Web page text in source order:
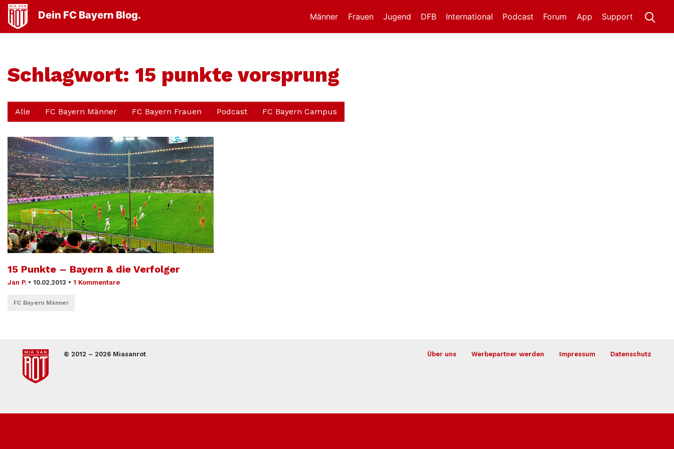
Dein FC Bayern Blog. Männer Frauen Jugend DFB International Support
App
Forum
Podcast
Schlagwort: 15 punkte vorsprung
Alle FC Bayern Männer FC Bayern Frauen Podcast FC Bayern Campus
15 Punkte – Bayern & die Verfolger
Jan P. • 10.02.2013 • 1 Kommentare
FC Bayern Männer
© 2012 – 2026 Miasanrot Über uns Werbepartner werden Impressum Datenschutz